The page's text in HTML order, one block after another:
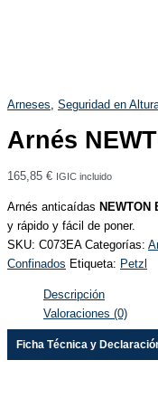
Arneses, Seguridad en
Arnés
165,85 € IGIC incluido
Arnés anticaídas NEWTON
y rápido y fácil de poner.
SKU: C073EA Categorías:
Confinados Etiqueta: Petzl
Descripción
Valoraciones (0)
Ficha Técnica y